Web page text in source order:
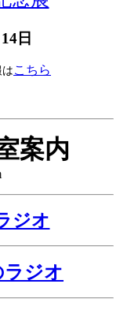
日
こちら
案内
ジオ
ラジオ